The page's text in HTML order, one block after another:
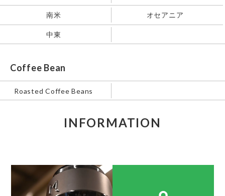
南米 オセアニア
中東
Coffee Bean
Roasted Coffee Beans
INFORMATION